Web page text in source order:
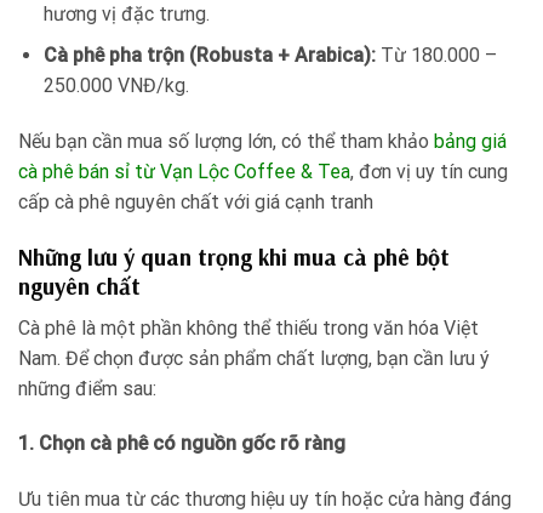
hương vị đặc trưng.
Cà phê pha trộn (Robusta + Arabica):Từ 180.000 –
250.000 VNĐ/kg.
Nếu bạn cần mua số lượng lớn, có thể tham khảo bảng giá
cà phê bán sỉ từ Vạn Lộc Coffee & Tea, đơn vị uy tín cung
cấp cà phê nguyên chất với giá cạnh tranh
Những lưu ý quan trọng khi mua cà phê bột
nguyên chất
Cà phê là một phần không thể thiếu trong văn hóa Việt
Nam. Để chọn được sản phẩm chất lượng, bạn cần lưu ý
những điểm sau:
1. Chọn cà phê có nguồn gốc rõ ràng
Ưu tiên mua từ các thương hiệu uy tín hoặc cửa hàng đáng